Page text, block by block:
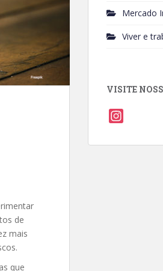
de
mais
que
Mercado
Viver e
VISITE
s